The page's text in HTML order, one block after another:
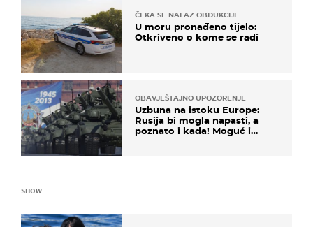
ČEKA SE NALAZ OBDUKCIJE
U moru pronađeno tijelo:
Otkriveno o kome se radi
OBAVJEŠTAJNO UPOZORENJE
Uzbuna na istoku Europe:
Rusija bi mogla napasti, a
poznato i kada! Moguć i
SHOW